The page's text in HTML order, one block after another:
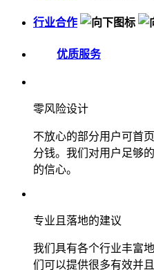
行业合作
优质服务
零风险设计
不放心的部分用户可首
分钱。我们对用户足够
的信心。
专业且落地的建议
我们具有各个行业丰富
们可以提供很多有效并